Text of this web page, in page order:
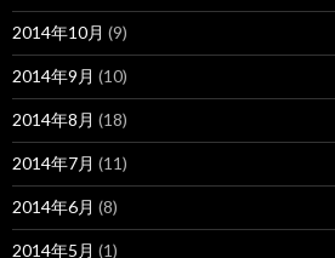
2014年10月 (9)
2014年9月 (10)
2014年8月 (18)
2014年7月 (11)
2014年6月 (8)
2014年5月 (1)